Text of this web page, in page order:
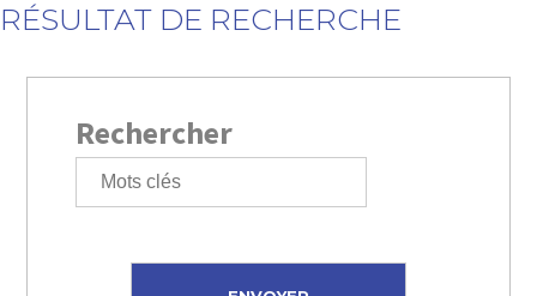
RÉSULTAT DE RECHERCHE
Rechercher